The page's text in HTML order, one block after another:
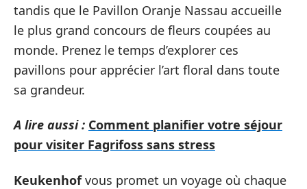
tandis que le Pavillon Oranje Nassau accueille
le plus grand concours de fleurs coupées au
monde. Prenez le temps d’explorer ces
pavillons pour apprécier l’art floral dans toute
sa grandeur.
A lire aussi : Comment planifier votre séjour
pour visiter Fagrifoss sans stress
Keukenhofvous promet un voyage où chaque